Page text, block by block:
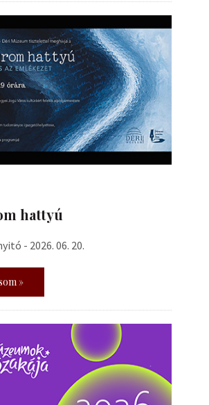
hattyú
- 2026. 06. 20.
»